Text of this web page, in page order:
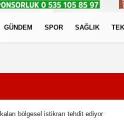
GÜNDEM SPOR SAĞLIK
bölgesel istikrarı tehdit ediyor